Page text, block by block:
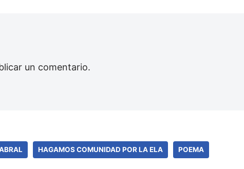
un comentario.
HAGAMOS COMUNIDAD POR LA ELA POEMA